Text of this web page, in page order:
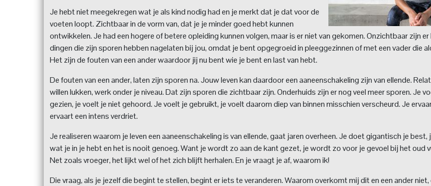
Je hebt niet meegekregen wat je als kind nodig had en je merkt dat je dat voor de
voeten loopt. Zichtbaar in de vorm van, dat je je minder goed hebt kunnen
ontwikkelen. Je had een hogere of betere opleiding kunnen volgen, maar is er niet van gekomen. Onzichtbaar zijn er
dingen die zijn sporen hebben nagelaten bij jou, omdat je bent opgegroeid in pleeggezinnen of met een vader die
Het zijn de fouten van een ander waardoor jij nu bent wie je bent en last van hebt.
De fouten van een ander, laten zijn sporen na. Jouw leven kan daardoor een aaneenschakeling zijn van ellende.
willen lukken, werk onder je niveau. Dat zijn sporen die zichtbaar zijn. Onderhuids zijn er nog veel meer sporen. Je
gezien, je voelt je niet gehoord. Je voelt je gebruikt, je voelt daarom diep van binnen misschien verscheurd. Je
ervaart een intens verdriet.
Je realiseren waarom je leven een aaneenschakeling is van ellende, gaat jaren overheen. Je doet gigantisch je best,
wat je in je hebt en het is nooit genoeg. Want je wordt zo aan de kant gezet, je wordt zo voor je gevoel bij het oud
Net zoals vroeger, het lijkt wel of het zich blijft herhalen. En je vraagt je af, waarom ik!
Die vraag, als je jezelf die begint te stellen, begint er iets te veranderen. Waarom overkomt mij dit en een ander